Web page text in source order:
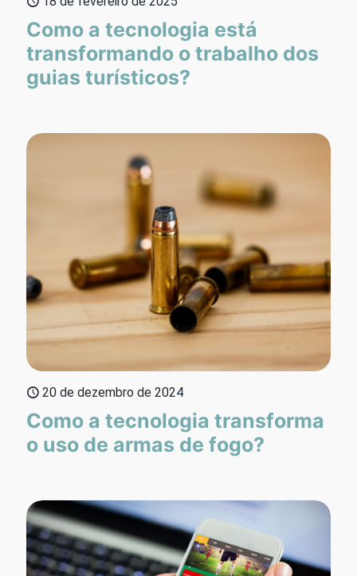
Como a tecnologia está
transformando o trabalho dos
guias turísticos?
20 de dezembro de 2024
Como a tecnologia transforma
o uso de armas de fogo?